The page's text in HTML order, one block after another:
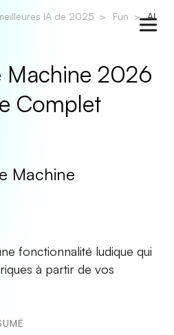
IA de 2025 Fun
AI
Machine 2026
Complet
Machine
fonctionnalité ludique qui
à partir de vos